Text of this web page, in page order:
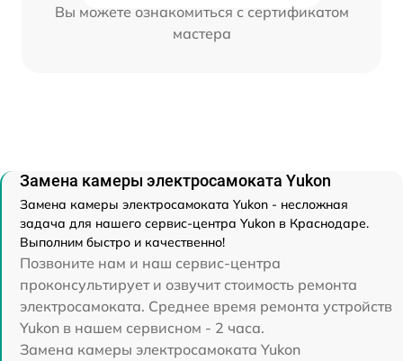
Вы можете ознакомиться с сертификатом
мастера
Замена камеры электросамоката Yukon
Замена камеры электросамоката Yukon - несложная
задача для нашего сервис-центра Yukon в Краснодаре.
Выполним быстро и качественно!
Позвоните нам и наш сервис-центра
проконсультирует и озвучит стоимость ремонта
электросамоката. Среднее время ремонта устройств
Yukon в нашем сервисном - 2 часа.
Замена камеры электросамоката Yukon